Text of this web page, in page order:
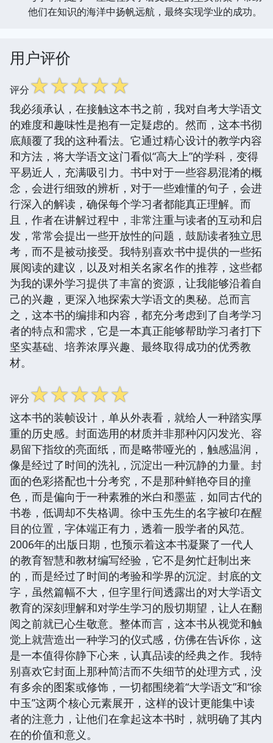
他们在知识的海洋中扬帆远航，最终实现学业的成功。
用户评价
评分☆☆☆☆☆
我必须承认，在接触这本书之前，我对自考大学语文
的难度和趣味性是抱有一定疑虑的。然而，这本书彻
底颠覆了我的这种看法。它通过精心设计的教学内容
和方法，将大学语文这门看似“高大上”的学科，变得
平易近人，充满吸引力。书中对于一些容易混淆的概
念，会进行细致的辨析，对于一些难懂的句子，会进
行深入的解读，确保每个学习者都能真正理解。而
且，作者在讲解过程中，非常注重与读者的互动和启
发，常常会提出一些开放性的问题，鼓励读者独立思
考，而不是被动接受。我特别喜欢书中提供的一些拓
展阅读的建议，以及对相关名家名作的推荐，这些都
为我的课外学习提供了丰富的资源，让我能够沿着自
己的兴趣，更深入地探索大学语文的奥秘。总而言
之，这本书的编排和内容，都充分考虑到了自考学习
者的特点和需求，它是一本真正能够帮助学习者打下
坚实基础、培养浓厚兴趣、最终取得成功的优秀教
材。
评分☆☆☆☆☆
这本书的装帧设计，单从外表看，就给人一种踏实厚
重的历史感。封面选用的材质并非那种闪闪发光、容
易留下指纹的亮面纸，而是略带哑光的，触感温润，
像是经过了时间的洗礼，沉淀出一种沉静的力量。封
面的色彩搭配也十分考究，不是那种鲜艳夺目的撞
色，而是偏向于一种素雅的米白和墨蓝，如同古代的
书卷，低调却不失格调。徐中玉先生的名字被印在醒
目的位置，字体端正有力，透着一股学者的风范。
2006年的出版日期，也预示着这本书凝聚了一代人
的教育智慧和教材编写经验，它不是匆忙赶制出来
的，而是经过了时间的考验和学界的沉淀。封底的文
字，虽然篇幅不大，但字里行间透露出的对大学语文
教育的深刻理解和对学生学习的殷切期望，让人在翻
阅之前就已心生敬意。整体而言，这本书从视觉和触
觉上就营造出一种学习的仪式感，仿佛在告诉你，这
是一本值得你静下心来，认真品读的经典之作。我特
别喜欢它封面上那种简洁而不失细节的处理方式，没
有多余的图案或修饰，一切都围绕着“大学语文”和“徐
中玉”这两个核心元素展开，这样的设计更能集中读
者的注意力，让他们在拿起这本书时，就明确了其内
在的价值和意义。